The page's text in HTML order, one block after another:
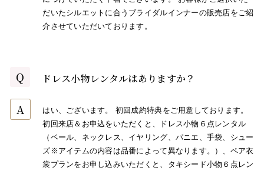
だいたシルエットに合うブライダルインナーの販売店をご紹
介させていただいております。
Q ドレス小物レンタルはありますか？
A
はい、ございます。 初回成約特典をご用意しております。
初回来店＆お申込をいただくと、ドレス小物６点レンタル
（ベール、ネックレス、イヤリング、パニエ、手袋、シュー
ズ※アイテムの内容は品番によって異なります。）、ペア衣
裳プランをお申し込みいただくと、タキシード小物６点レン